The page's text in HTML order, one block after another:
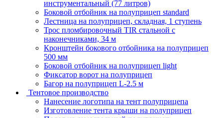
инструментальный (77 литров)
Боковой отбойник на полуприцеп standard
Лестница на полуприцеп, складная, 1 ступень
Трос пломбировочный TIR стальной с
наконечниками, 34 м
Кронштейн бокового отбойника на полуприцеп
500 мм
Боковой отбойник на полуприцеп light
Фиксатор ворот на полуприцеп
Багор на полуприцеп L-2.5 м
Тентовое производство
Нанесение логотипа на тент полуприцепа
Изготовление тента крыши на полуприцеп